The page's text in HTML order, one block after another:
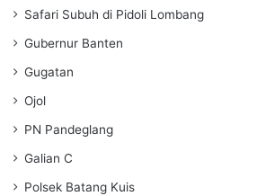
Safari Subuh di Pidoli Lombang
Gubernur Banten
Gugatan
Ojol
PN Pandeglang
Galian C
Polsek Batang Kuis